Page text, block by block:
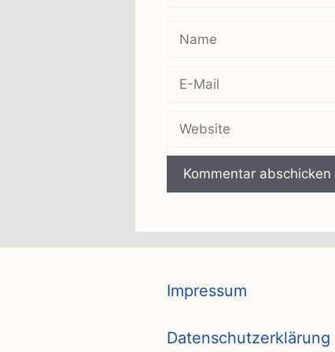
Mail
Impressum
Datenschutzerklärung